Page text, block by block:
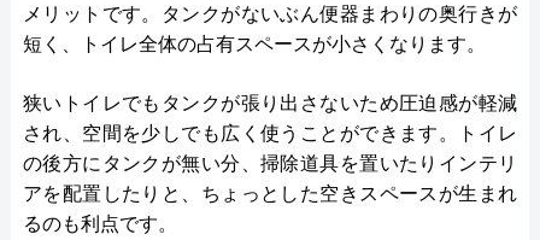
メリットです。タンクがないぶん便器まわりの奥行きが
短く、トイレ全体の占有スペースが小さくなります。
狭いトイレでもタンクが張り出さないため圧迫感が軽減
され、空間を少しでも広く使うことができます。トイレ
の後方にタンクが無い分、掃除道具を置いたりインテリ
アを配置したりと、ちょっとした空きスペースが生まれ
るのも利点です。